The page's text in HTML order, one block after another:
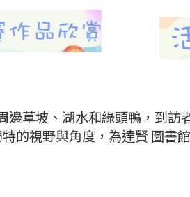
草坡、湖水和綠頭鴨，到訪
的視野與角度，為達賢 圖書